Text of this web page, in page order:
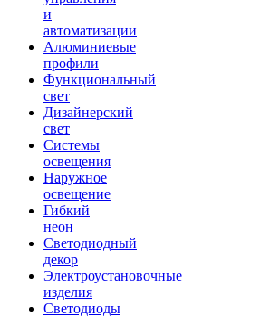
и
автоматизации
Алюминиевые
профили
Функциональный
свет
Дизайнерский
свет
Системы
освещения
Наружное
освещение
Гибкий
неон
Светодиодный
декор
Электроустановочные
изделия
Светодиоды